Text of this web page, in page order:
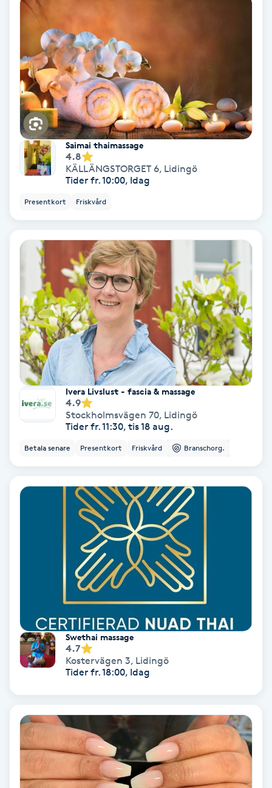
Hårborttagning
Hårbottenbehandling
Hårförlängning
Hårvård
Hälsa
IPL hårborttagning
IR-massage
Japansk massage
Katun fransar
Keratinbehandling
Kinesisk medicin
Kiropraktik
Klangmassage
Klippning & Slingor
Klippning ungdom
Saimai thaimassage
4.8
KÄLLÄNGSTORGET 6, Lidingö
Tider fr. 10:00, Idag
Presentkort Friskvård
Ivera Livslust - fascia & massage
4.9
Stockholmsvägen 70, Lidingö
Tider fr. 11:30, tis 18 aug.
Betala senare Presentkort Friskvård Branschorg.
Swethai massage
4.7
Kostervägen 3, Lidingö
Tider fr. 18:00, Idag